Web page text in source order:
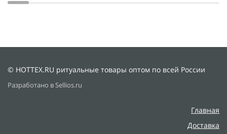
© HOTTEX.RU ритуальные товары оптом по всей России
Разработано в Sellios.ru
Главная
Доставка